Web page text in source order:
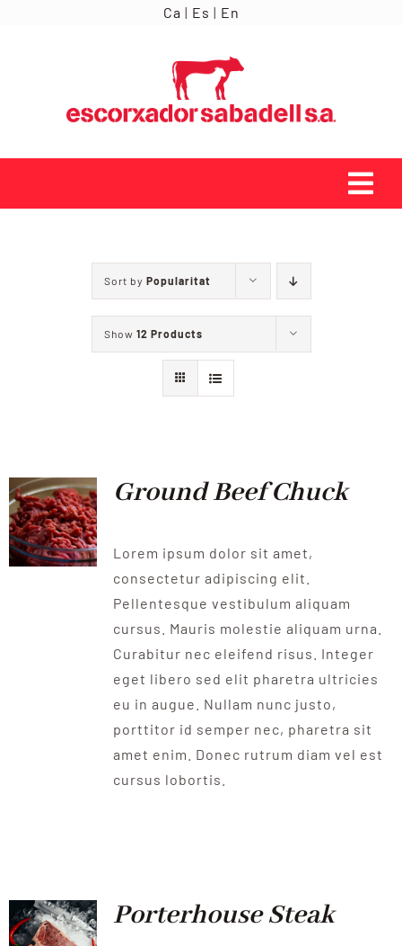
Ca | Es | En
NOTICIES
CONTACTE
Sort by Popularitat
Show 12 Products
Ground Beef Chuck
Lorem ipsum dolor sit amet,
consectetur adipiscing elit.
Pellentesque vestibulum aliquam
cursus. Mauris molestie aliquam urna.
Curabitur nec eleifend risus. Integer
eget libero sed elit pharetra ultricies
eu in augue. Nullam nunc justo,
porttitor id semper nec, pharetra sit
amet enim. Donec rutrum diam vel est
cursus lobortis.
Porterhouse Steak